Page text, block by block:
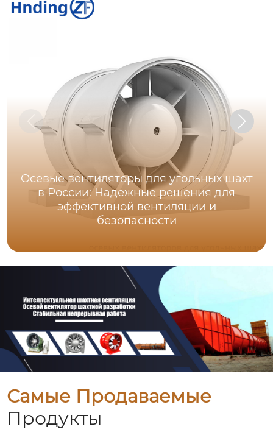
Осевые вентиляторы для угольных шахт
в России: Надежные решения для
эффективной вентиляции и
безопасности
Самые Продаваемые
Продукты